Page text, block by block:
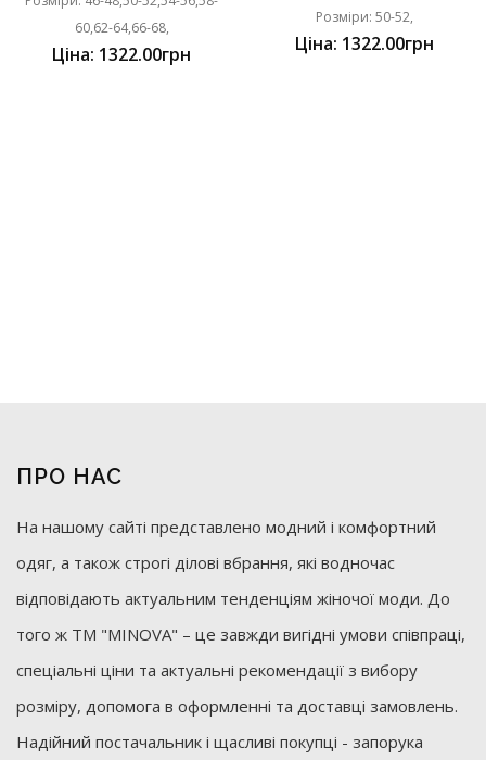
60,62-64,66-68,
Ціна: 1322.00грн
Розміри: 50-52,
Ціна: 1322.00грн
ПРО НАС
На нашому сайті представлено модний і комфортний
одяг, а також строгі ділові вбрання, які водночас
відповідають актуальним тенденціям жіночої моди. До
того ж ТМ "MINOVA" – це завжди вигідні умови співпраці,
спеціальні ціни та актуальні рекомендації з вибору
розміру, допомога в оформленні та доставці замовлень.
Надійний постачальник і щасливі покупці - запорука